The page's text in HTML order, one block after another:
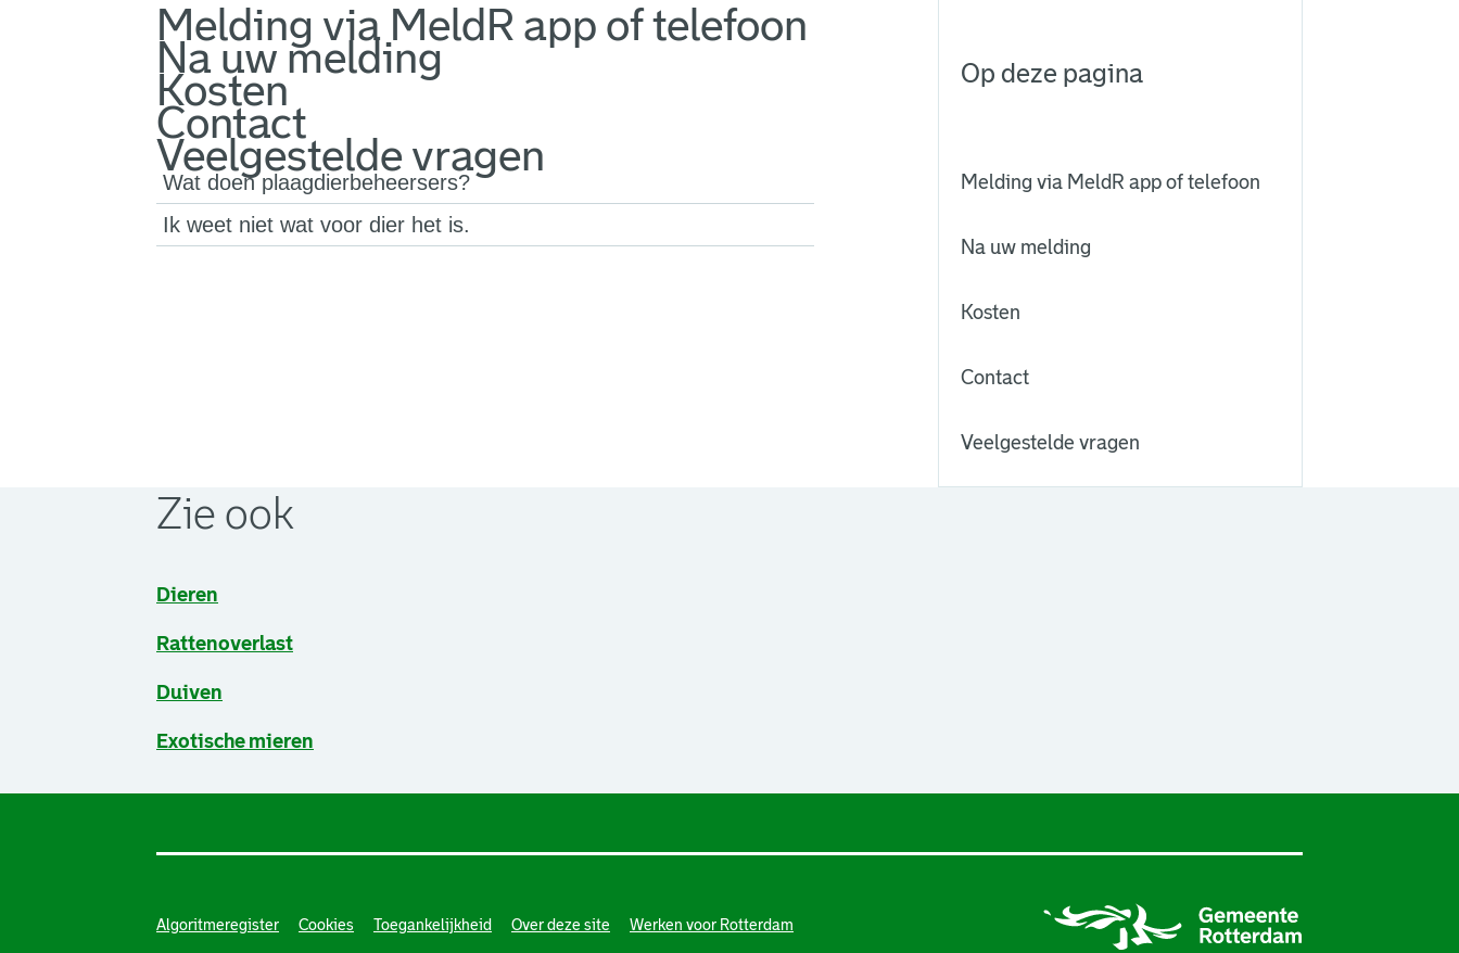
Op deze pagina
Melding via MeldR app of telefoon
Na uw melding
Kosten
Contact
Veelgestelde vragen
Melding via MeldR app of telefoon
Na uw melding
Kosten
Contact
Veelgestelde vragen
Wat doen plaagdierbeheersers?
Ik weet niet wat voor dier het is.
Zie ook
Dieren
Rattenoverlast
Duiven
Exotische mieren
Algoritmeregister Cookies Toegankelijkheid Over deze site Werken voor Rotterdam